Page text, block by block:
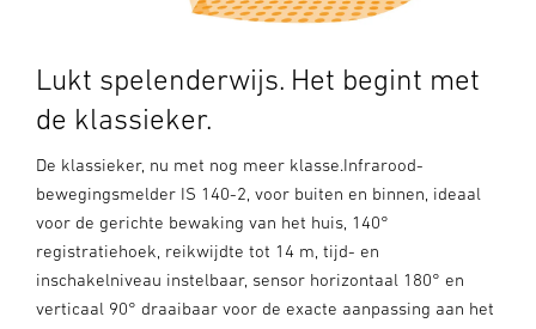
Lukt spelenderwijs. Het begint met
de klassieker.
De klassieker, nu met nog meer klasse.Infrarood-
bewegingsmelder IS 140-2, voor buiten en binnen, ideaal
voor de gerichte bewaking van het huis, 140°
registratiehoek, reikwijdte tot 14 m, tijd- en
inschakelniveau instelbaar, sensor horizontaal 180° en
verticaal 90° draaibaar voor de exacte aanpassing aan het